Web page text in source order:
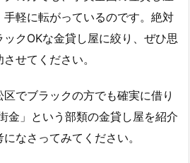
軽に転がっているのです。絶対
クOKな金貸し屋に絞り、ぜひ思
せてください。
でブラックの方でも確実に借り
金」という部類の金貸し屋を紹介
なさってみてください。